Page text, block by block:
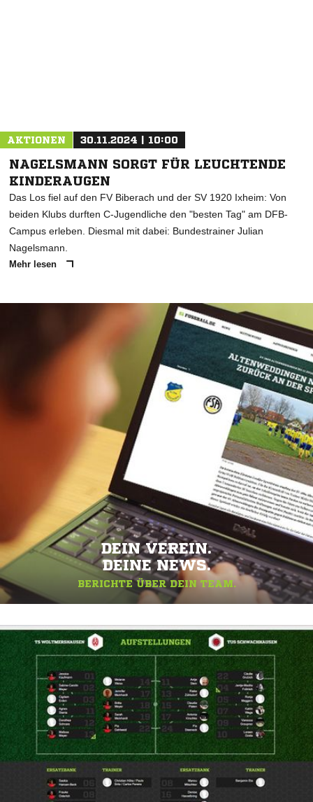
AKTIONEN 30.11.2024 | 10:00
NAGELSMANN SORGT FÜR LEUCHTENDE
KINDERAUGEN
Das Los fiel auf den FV Biberach und der SV 1920 Ixheim: Von
beiden Klubs durften C-Jugendliche den "besten Tag" am DFB-
Campus erleben. Diesmal mit dabei: Bundestrainer Julian
Nagelsmann.
Mehr lesen
DEIN VEREIN.
DEINE NEWS.
BERICHTE ÜBER DEIN TEAM.